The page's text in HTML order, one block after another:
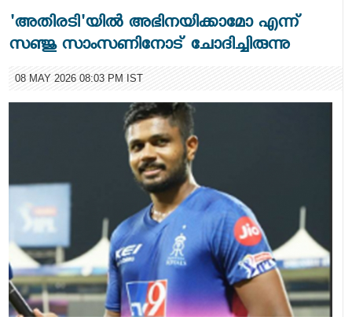
'അതിരടി'യില്‍ അഭിനയിക്കാമോ എന്ന്
സഞ്ജു സാംസണിനോട് ചോദിച്ചിരുന്നു
08 MAY 2026 08:03 PM IST